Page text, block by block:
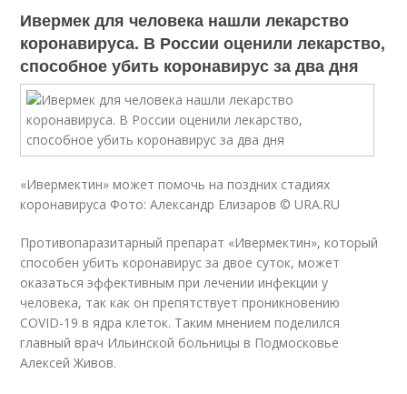
Ивермек для человека нашли лекарство
коронавируса. В России оценили лекарство,
способное убить коронавирус за два дня
«Ивермектин» может помочь на поздних стадиях
коронавируса Фото: Александр Елизаров © URA.RU
Противопаразитарный препарат «Ивермектин», который
способен убить коронавирус за двое суток, может
оказаться эффективным при лечении инфекции у
человека, так как он препятствует проникновению
COVID-19 в ядра клеток. Таким мнением поделился
главный врач Ильинской больницы в Подмосковье
Алексей Живов.